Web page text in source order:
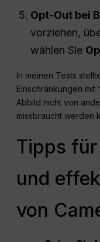
Opt-Out bei
vorziehen,
wählen Sie
In meinen Tests
Einschränkungen mit
Abbild nicht von
missbraucht werden
Tipps
und
von